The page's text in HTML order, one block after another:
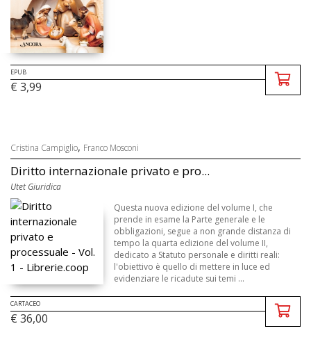
EPUB
€ 3,99
Cristina Campiglio, Franco Mosconi
Diritto internazionale privato e pro...
Utet Giuridica
Questa nuova edizione del volume I, che
prende in esame la Parte generale e le
obbligazioni, segue a non grande distanza di
tempo la quarta edizione del volume II,
dedicato a Statuto personale e diritti reali:
l'obiettivo è quello di mettere in luce ed
evidenziare le ricadute sui temi ...
CARTACEO
€ 36,00